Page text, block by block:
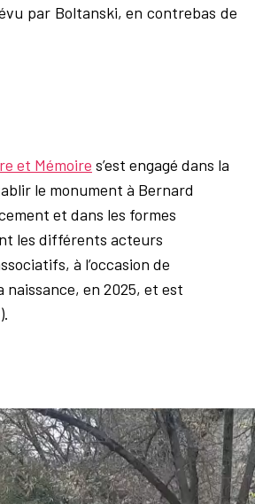
par Boltanski, en contrebas de
et Mémoire s’est engagé dans la
le monument à Bernard
et dans les formes
les différents acteurs
à l’occasion de
naissance, en 2025, et est